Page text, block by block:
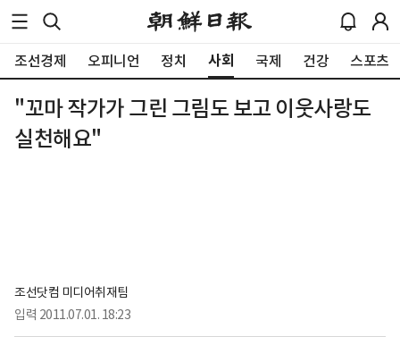
조선경제 오피니언 정치 사회 국제 건강 스포츠
"꼬마 작가가 그린 그림도 보고 이웃사랑도
실천해요"
조선닷컴 미디어취재팀
입력 2011.07.01. 18:23